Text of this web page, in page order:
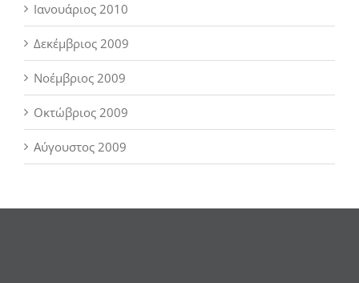
Ιανουάριος 2010
Δεκέμβριος 2009
Νοέμβριος 2009
Οκτώβριος 2009
Αύγουστος 2009